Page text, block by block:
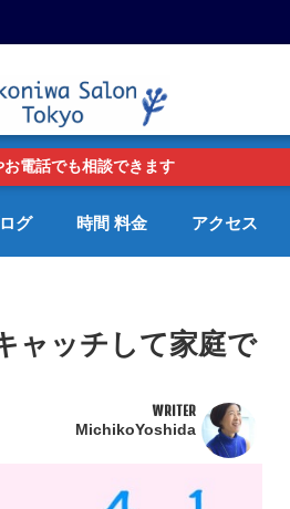
電話でも相談できます
グ 時間 料金 アクセス
ャッチして家庭で
WRITER
MichikoYoshida